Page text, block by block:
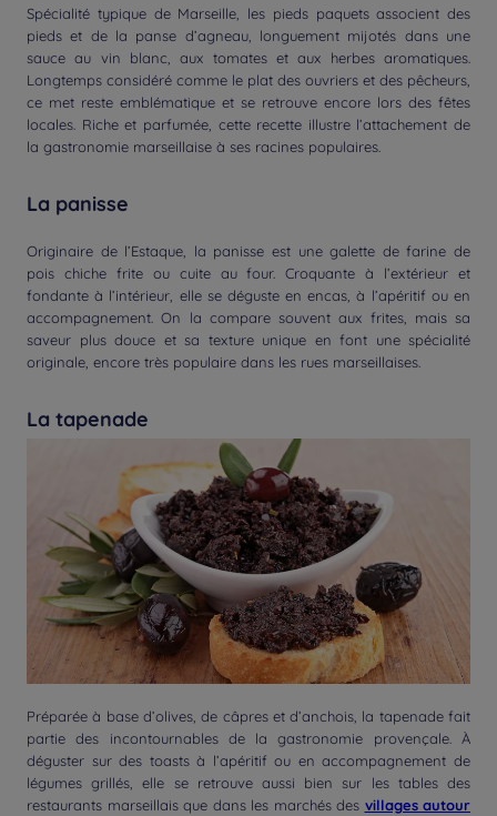
Spécialité typique de Marseille, les pieds paquets associent des
pieds et de la panse d’agneau, longuement mijotés dans une
sauce au vin blanc, aux tomates et aux herbes aromatiques.
Longtemps considéré comme le plat des ouvriers et des pêcheurs,
ce met reste emblématique et se retrouve encore lors des fêtes
locales. Riche et parfumée, cette recette illustre l’attachement de
la gastronomie marseillaise à ses racines populaires.
La panisse
Originaire de l’Estaque, la panisse est une galette de farine de
pois chiche frite ou cuite au four. Croquante à l’extérieur et
fondante à l’intérieur, elle se déguste en encas, à l’apéritif ou en
accompagnement. On la compare souvent aux frites, mais sa
saveur plus douce et sa texture unique en font une spécialité
originale, encore très populaire dans les rues marseillaises.
La tapenade
Préparée à base d’olives, de câpres et d’anchois, la tapenade fait
partie des incontournables de la gastronomie provençale. À
déguster sur des toasts à l’apéritif ou en accompagnement de
légumes grillés, elle se retrouve aussi bien sur les tables des
restaurants marseillais que dans les marchés des villages autour